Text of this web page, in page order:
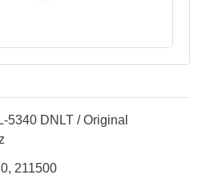
5340 DNLT / Original
211500